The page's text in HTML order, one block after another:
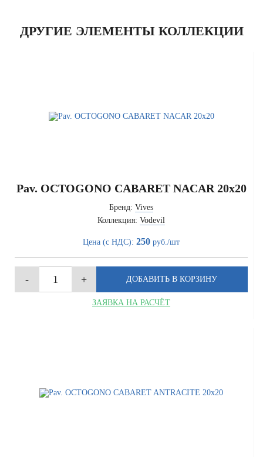
ДРУГИЕ ЭЛЕМЕНТЫ КОЛЛЕКЦИИ
Pav. OCTOGONO CABARET NACAR 20x20
Бренд: Vives
Коллекция: Vodevil
Цена (с НДС): 250 руб./шт
ЗАЯВКА НА РАСЧЁТ